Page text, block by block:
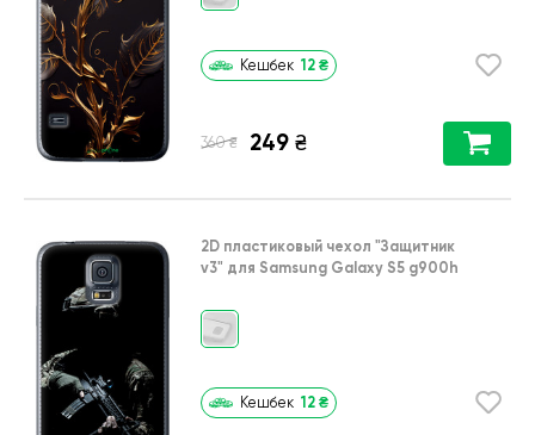
Кешбек 12 ₴
360 ₴ 249 ₴
2D пластиковый чехол "Защитник
v3" для Samsung Galaxy S5 g900h
Кешбек 12 ₴